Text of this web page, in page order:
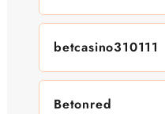
betcasino310111
Betonred